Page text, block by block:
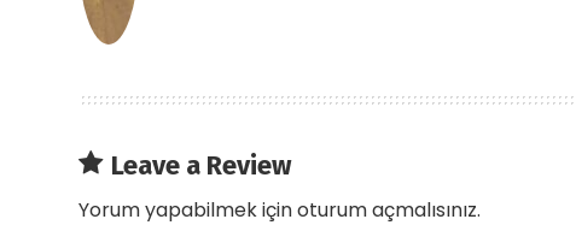
Leave a Review
Yorum yapabilmek içinoturum açmalısınız.